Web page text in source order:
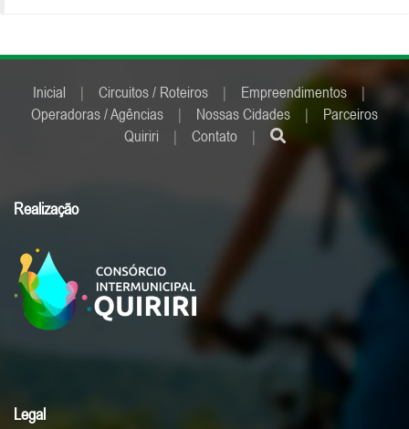
Inicial | Circuitos / Roteiros | Empreendimentos
|
Operadoras / Agências
| Nossas Cidades |
Parceiros
Quiriri
| Contato |
Realização
Legal